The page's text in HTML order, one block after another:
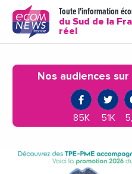
Toute l'information
du Sud de la
réel
Nos audiences
85K 51K